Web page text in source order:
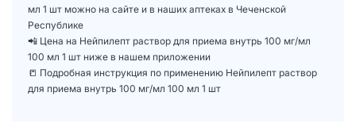
мл 1 шт можно на сайте и в наших аптеках в Чеченской
Республике
📲 Цена на Нейпилепт раствор для приема внутрь 100 мг/мл
100 мл 1 шт ниже в нашем приложении
📒 Подробная инструкция по применению Нейпилепт раствор
для приема внутрь 100 мг/мл 100 мл 1 шт